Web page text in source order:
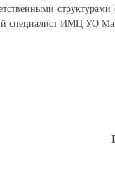
структурами
специалист ИМЦ УО